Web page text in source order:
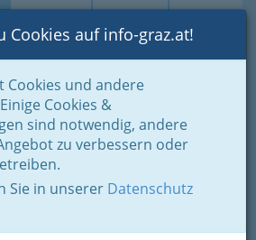
Suche Login Toggle
Cookies auf info-graz.at!
Cookies und andere
Cookies &
sind notwendig, andere
zu verbessern oder
Sie in unserer Datenschutz
Einkaufen & Schenken - der Handel
des täglichen Lebens
Hörgerätehandel
Hörverluste bei Schwerhörigen